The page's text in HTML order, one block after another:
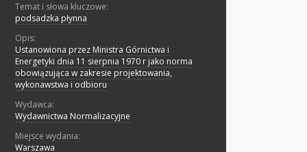
Temat i słowa kluczowe:
podsadzka płynna
Opis:
Ustanowiona przez Ministra Górnictwa i
Energetyki dnia 11 sierpnia 1970 r jako norma
obowiązująca w zakresie projektowania,
wykonawstwa i odbioru
Wydawca:
Wydawnictwa Normalizacyjne
Miejsce wydania:
Warszawa